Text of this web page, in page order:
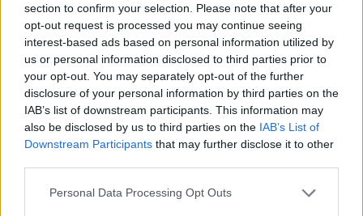
section to confirm your selection. Please note that after your
opt-out request is processed you may continue seeing
interest-based ads based on personal information utilized by
us or personal information disclosed to third parties prior to
your opt-out. You may separately opt-out of the further
disclosure of your personal information by third parties on the
IAB’s list of downstream participants. This information may
also be disclosed by us to third parties on the IAB’s List of
Downstream Participants that may further disclose it to other
Personal Data Processing Opt Outs
Ouderwets maar zeer effectief gorgelmiddel bij
beginnende keelpijn en andere ontstekingsproblemen in
de mondholte. Werkt snel. Enige nadeel is dat het
buitengewoon vies smaakt (zwavel). Uit de handel
gehaald door big pharma (net als dermatol) maar
gelukkig nu weer verkrijgbaar, zij het tegen een veel
hogere prijs. Desondanks nog steeds een aanrader.
geef mening 0 reacties